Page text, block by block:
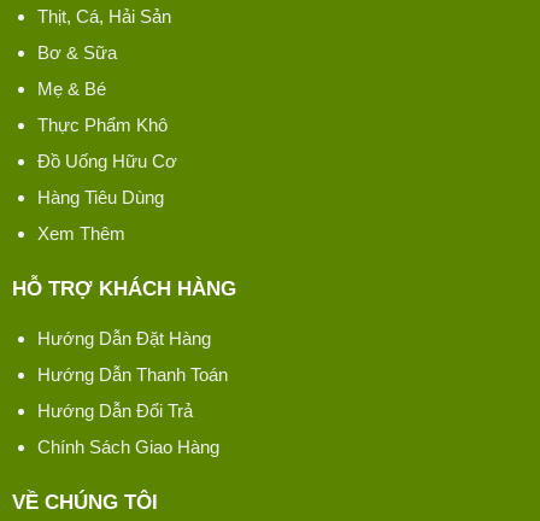
Thịt, Cá, Hải Sản
Bơ & Sữa
Mẹ & Bé
Thực Phẩm Khô
Đồ Uống Hữu Cơ
Hàng Tiêu Dùng
Xem Thêm
HỖ TRỢ KHÁCH HÀNG
Hướng Dẫn Đặt Hàng
Hướng Dẫn Thanh Toán
Hướng Dẫn Đổi Trả
Chính Sách Giao Hàng
VỀ CHÚNG TÔI